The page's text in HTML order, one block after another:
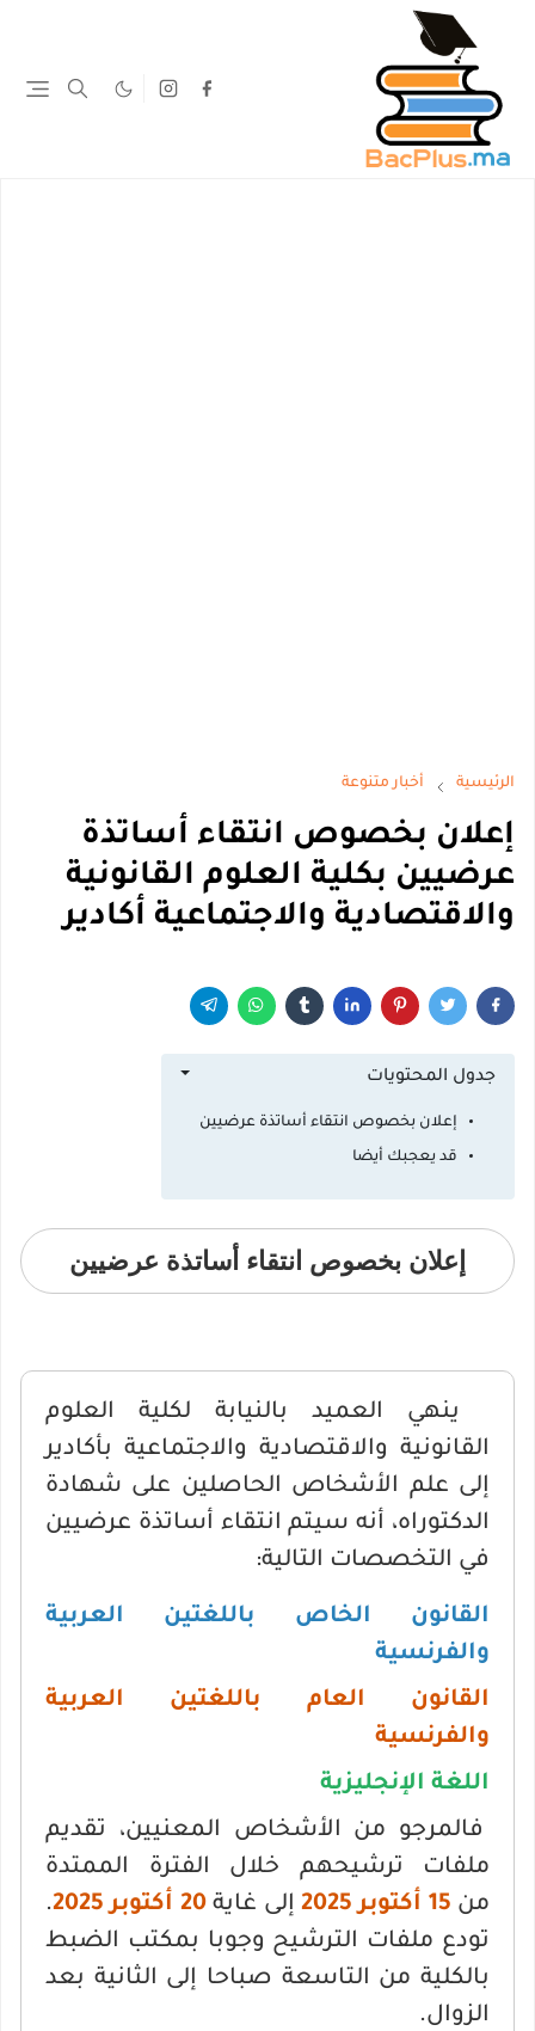
الرئيسية أخبار متنوعة
إعلان بخصوص انتقاء أساتذة
عرضيين بكلية العلوم القانونية
والاقتصادية والاجتماعية أكادير
جدول المحتويات
إعلان بخصوص انتقاء أساتذة عرضيين
قد يعجبك أيضا
إعلان بخصوص انتقاء أساتذة عرضيين
ينهي العميد بالنيابة لكلية العلوم
القانونية والاقتصادية والاجتماعية بأكادير
إلى علم الأشخاص الحاصلين على شهادة
الدكتوراه، أنه سيتم انتقاء أساتذة عرضيين
في التخصصات التالية:
القانون الخاص باللغتين العربية
والفرنسية
القانون العام باللغتين العربية
والفرنسية
اللغة الإنجليزية
فالمرجو من الأشخاص المعنيين، تقديم
ملفات ترشيحهم خلال الفترة الممتدة
من
إلى غاية20 أكتوبر 2025
.
تودع ملفات الترشيح وجوبا بمكتب الضبط
بالكلية من التاسعة صباحا إلى الثانية بعد
الزوال.